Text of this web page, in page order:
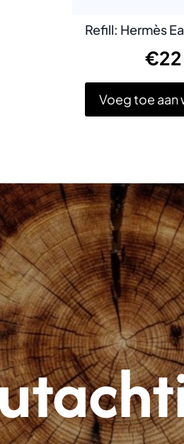
Refill: Hermès
€
Voeg toe aan